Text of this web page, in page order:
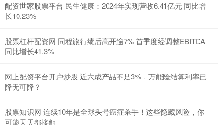
配资世家股票平台 民生健康：2024年实现营收6.41亿元 同比增
长10.23%
股票杠杆配资网 同程旅行绩后高开逾7% 首季度经调整EBITDA
同比增长41.3%
网上配资平台开户炒股 近六成产品不足3%，万能险结算利率已
降无可降？
股票知识网 连续10年是全球头号癌症杀手！这些隐藏风险，你
可能天天都接触